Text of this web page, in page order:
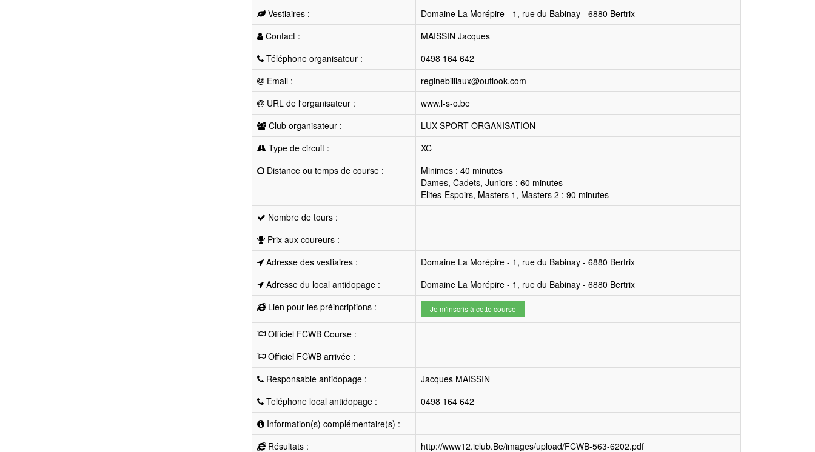
Vestiaires :
Domaine La Morépire - 1, rue du Babinay - 6880 Bertrix
Contact :
MAISSIN Jacques
Téléphone organisateur :
0498 164 642
Email :
reginebilliaux@outlook.com
URL de l'organisateur :
www.l-s-o.be
Club organisateur :
LUX SPORT ORGANISATION
Type de circuit :
XC
Distance ou temps de course :
Minimes : 40 minutes
Dames, Cadets, Juniors : 60 minutes
Elites-Espoirs, Masters 1, Masters 2 : 90 minutes
Nombre de tours :
Prix aux coureurs :
Adresse des vestiaires :
Domaine La Morépire - 1, rue du Babinay - 6880 Bertrix
Adresse du local antidopage :
Domaine La Morépire - 1, rue du Babinay - 6880 Bertrix
Lien pour les préincriptions :
Je m'inscris à cette course
Officiel FCWB Course :
Officiel FCWB arrivée :
Responsable antidopage :
Jacques MAISSIN
Teléphone local antidopage :
0498 164 642
Information(s) complémentaire(s) :
Résultats :
http://www12.iclub.Be/images/upload/FCWB-563-6202.pdf